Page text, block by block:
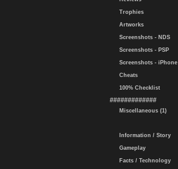
Trophies
Artworks
Screenshots - NDS
Screenshots - PSP
Screenshots - iPhone
Cheats
100% Checklist
#############
Miscellaneous (1)
Information / Story
Gameplay
Facts / Technology